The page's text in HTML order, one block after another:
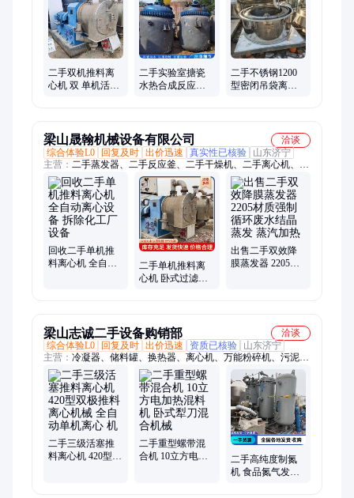
二手双机推料离
心机 双 单机活塞
二手实验室搪瓷
水热合成反应釜
二手不锈钢1200
型密闭吊袋离心
梁山晟翰机械设备有限公司
洽谈
综合体验L0
回复及时 出价迅速 真实性已核验
山东济宁
主营： 二手蒸发器、二手反应釜、二手干燥机、二手离心机、二
手冷凝器、二手混合机、二手粉碎机、二手化工设备、二手制药
设备、二手挤干机、二手切片机
回收二手单机推
料离心机 全自动
二手单机推料离
心机 卧式过滤离
出售二手双效降
膜蒸发器 2205材
梁山志诚二手设备购销部
洽谈
综合体验L0
回复及时 出价迅速 资质已核验
山东济宁
主营： 冷凝器、储料罐、换热器、离心机、万能粉碎机、污泥脱
水机、不锈钢储罐、二手提取罐、二维混合机、车载运输罐、二
手叠螺机、电加热提取罐、不锈钢反应釜、不锈钢搅拌罐、浓缩
提取机组、离心喷雾干燥机、双锥真空干燥机
二手三级活塞推
料离心机 420型双
二手重型螺带混
合机 10立方电加
二手高纯度制氮
机 食品氮气发生